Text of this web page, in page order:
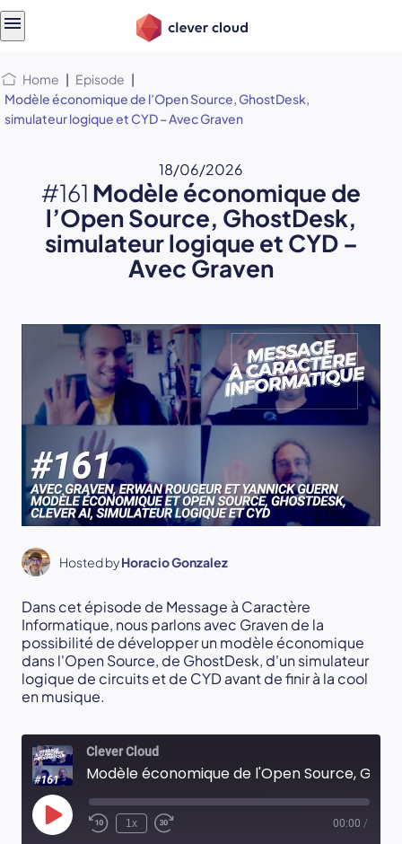
Home | Episode |
Modèle économique de l’Open Source, GhostDesk,
simulateur logique et CYD – Avec Graven
18/06/2026
#161 Modèle économique de
l’Open Source, GhostDesk,
simulateur logique et CYD –
Avec Graven
Hosted byHoracio Gonzalez
Dans cet épisode de Message à Caractère
Informatique, nous parlons avec Graven de la
possibilité de développer un modèle économique
dans l'Open Source, de GhostDesk, d'un simulateur
logique de circuits et de CYD avant de finir à la cool
en musique.
Clever Cloud
Play
Episode
1x 00:00 /